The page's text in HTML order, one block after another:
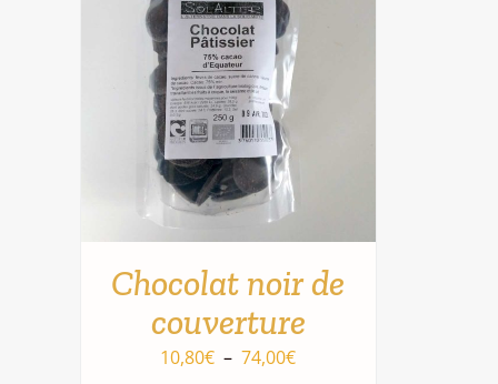
Chocolat noir de
couverture
10,80€ – 74,00€Plage